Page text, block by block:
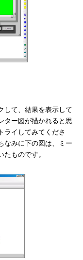
て、結果を表示して
ター図が描かれると思
ライしてみてくださ
なみに下の図は、ミー
ものです。